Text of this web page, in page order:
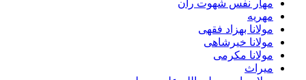
مهار نفس شهوت ران
مهریه
مولانا بهزاد فقهی
مولانا خیرشاهی
مولانا مکرمی
میراث